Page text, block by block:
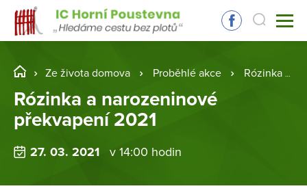
Ze života domova Proběhlé akce Rózinka a narozeninové překvapení 2021
Rózinka a narozeninové
překvapení 2021
27. 03. 2021 v 14:00 hodin